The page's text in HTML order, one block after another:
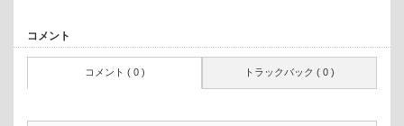
コメント
コメント ( 0 ) トラックバック ( 0 )